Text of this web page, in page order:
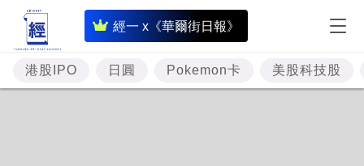
經一 x《華爾街日報》
即
時
財
經
港股IPO 日圓 Pokemon卡 美股科技股